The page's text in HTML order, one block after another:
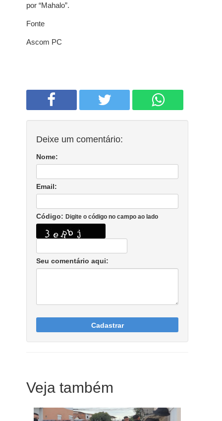
por “Mahalo”.
Fonte
Ascom PC
Deixe um comentário:
Nome:
Email:
Código: Digite o código no campo ao lado
Seu comentário aqui:
Cadastrar
Veja também